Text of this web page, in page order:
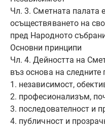
Чл. 3. Сметната палата
осъществяването на
пред Народното
Основни принципи
Чл. 4. Дейността на
въз основа на следните
1. независимост,
2. професионализъм,
3. последователност и
4. публичност и